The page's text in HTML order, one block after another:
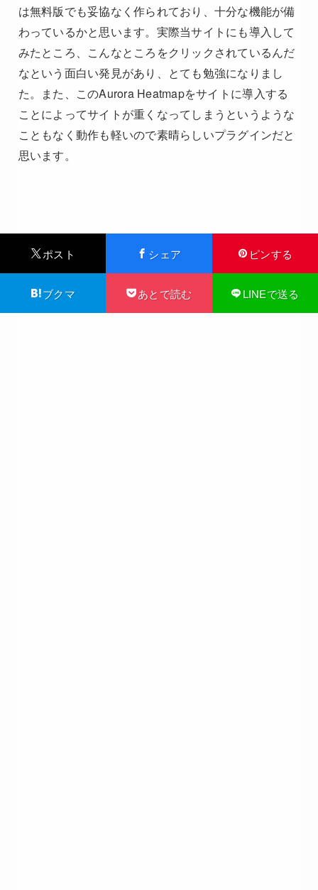
は無料版でも妥協なく作られており、十分な機能が備
わっているかと思います。実際当サイトにも導入して
みたところ、こんなところをクリックされているんだ
なという面白い発見があり、とても勉強になりまし
た。また、このAurora Heatmapをサイトに導入する
ことによってサイトが重くなってしまうというような
こともなく動作も軽いので素晴らしいプラグインだと
思います。
ポスト シェア ピンする
ブクマ あとで読む LINEで送る